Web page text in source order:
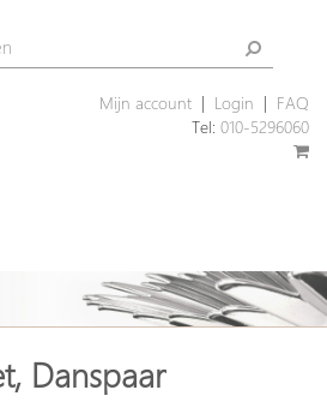
Mijn account| Login
FAQ
Tel: 010-5296060
Danspaar